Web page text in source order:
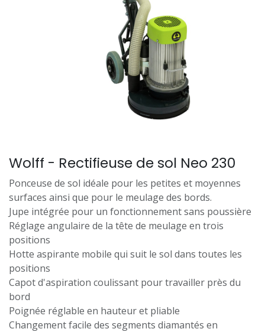
Wolff - Rectifieuse de sol Neo 230
Ponceuse de sol idéale pour les petites et moyennes
surfaces ainsi que pour le meulage des bords.
Jupe intégrée pour un fonctionnement sans poussière
Réglage angulaire de la tête de meulage en trois
positions
Hotte aspirante mobile qui suit le sol dans toutes les
positions
Capot d'aspiration coulissant pour travailler près du
bord
Poignée réglable en hauteur et pliable
Changement facile des segments diamantés en